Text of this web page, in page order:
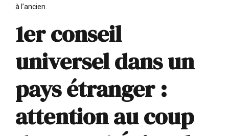
à l’ancien.
1er conseil
universel dans un
pays étranger :
attention au coup